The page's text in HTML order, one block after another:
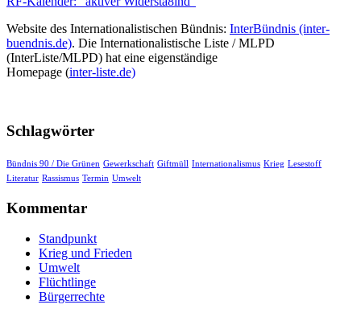
Website des Internationalistischen Bündnis: InterBündnis (inter-
buendnis.de). Die Internationalistische Liste / MLPD
(InterListe/MLPD) hat eine eigenständige
Homepage (inter-liste.de)
Schlagwörter
Bündnis 90 / Die Grünen Gewerkschaft Giftmüll Internationalismus Krieg Lesestoff
Literatur Rassismus Termin Umwelt
Kommentar
Standpunkt
Krieg und Frieden
Umwelt
Flüchtlinge
Bürgerrechte